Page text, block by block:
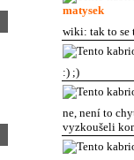
matysek
wiki: tak to se
:) ;)
ne, není to
vyzkoušeli